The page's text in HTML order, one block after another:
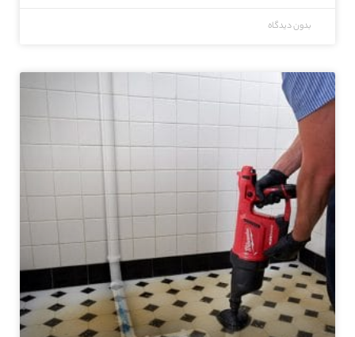
بدون دیدگاه